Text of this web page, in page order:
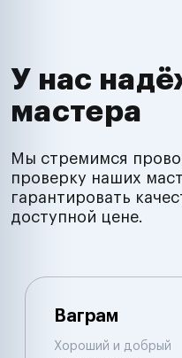
У нас
мастера
Мы стремимся
проверку наших
гарантировать
доступной цене.
Ваграм
Хороший и добрый